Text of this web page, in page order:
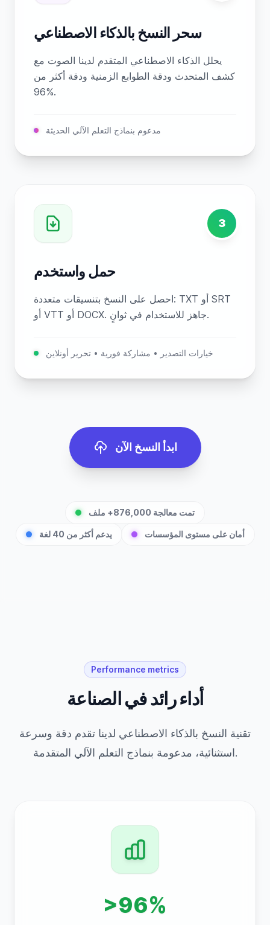
سحر النسخ بالذكاء الاصطناعي
يحلل الذكاء الاصطناعي المتقدم لدينا الصوت مع
كشف المتحدث ودقة الطوابع الزمنية ودقة أكثر من
96%.
مدعوم بنماذج التعلم الآلي الحديثة
3
حمل واستخدم
احصل على النسخ بتنسيقات متعددة: TXT أو SRT
أو VTT أو DOCX. جاهز للاستخدام في ثوانٍ.
خيارات التصدير • مشاركة فورية • تحرير أونلاين
ابدأ النسخ الآن
تمت معالجة 876,000+ ملف
يدعم أكثر من 40 لغة أمان على مستوى المؤسسات
Performance metrics
أداء رائد في الصناعة
تقنية النسخ بالذكاء الاصطناعي لدينا تقدم دقة وسرعة
استثنائية، مدعومة بنماذج التعلم الآلي المتقدمة.
>96%